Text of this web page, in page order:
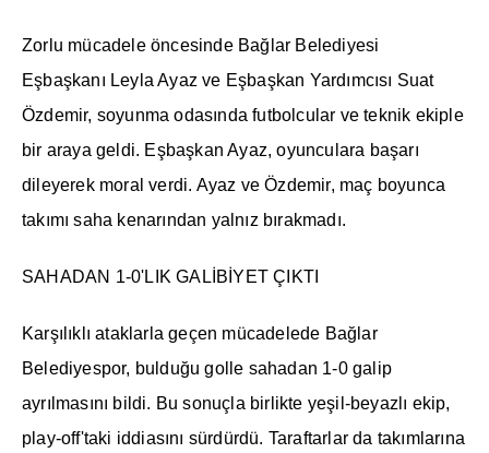
Zorlu mücadele öncesinde Bağlar Belediyesi
Eşbaşkanı Leyla Ayaz ve Eşbaşkan Yardımcısı Suat
Özdemir, soyunma odasında futbolcular ve teknik ekiple
bir araya geldi. Eşbaşkan Ayaz, oyunculara başarı
dileyerek moral verdi. Ayaz ve Özdemir, maç boyunca
takımı saha kenarından yalnız bırakmadı.
SAHADAN 1-0'LIK GALİBİYET ÇIKTI
Karşılıklı ataklarla geçen mücadelede Bağlar
Belediyespor, bulduğu golle sahadan 1-0 galip
ayrılmasını bildi. Bu sonuçla birlikte yeşil-beyazlı ekip,
play-off'taki iddiasını sürdürdü. Taraftarlar da takımlarına